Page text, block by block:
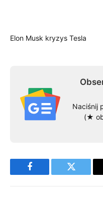
Elon Musk kryzys Tesla
Naciśnij
(★
Facebook Twitter